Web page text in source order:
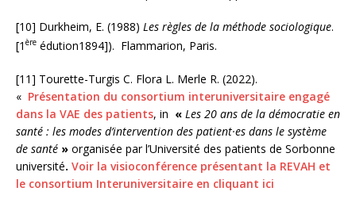
[10] Durkheim, E. (1988) Les règles de la méthode sociologique.
[1 ère édution1894]). Flammarion, Paris.
[11] Tourette-Turgis C. Flora L. Merle R. (2022).
« Présentation du consortium interuniversitaire engagé
dans la VAE des patients, in « Les 20 ans de la démocratie en
santé : les modes d’intervention des patient·es dans le système
de santé » organisée par l’Université des patients de Sorbonne
université. Voir la visioconférence présentant la REVAH et
le consortium Interuniversitaire en cliquant ici